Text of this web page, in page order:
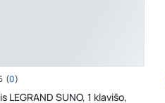
(0)
LEGRAND SUNO, 1 klavišo,